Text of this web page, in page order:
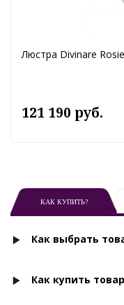
Люстра Divinare
121 190 руб.
КАК КУПИТЬ?
Как выбрать
Как купить